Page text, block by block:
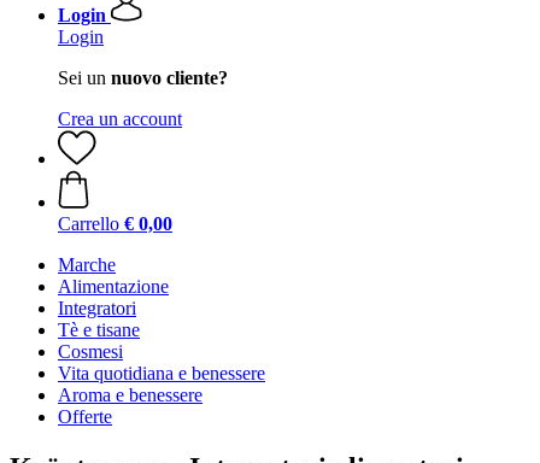
Login
Login
Sei un nuovo cliente?
Crea un account
Carrello € 0,00
Marche
Alimentazione
Integratori
Tè e tisane
Cosmesi
Vita quotidiana e benessere
Aroma e benessere
Offerte